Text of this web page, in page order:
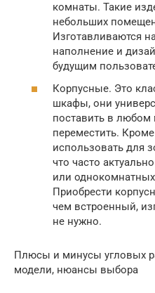
комнаты. Такие
небольших
Изготавливаются
наполнение и
будущим
Корпусные. Это
шкафы, они
поставить в любом
переместить.
использовать для
что часто
или однокомнатных
Приобрести
чем встроенный,
не нужно.
Плюсы и минусы угловых
модели, нюансы выбора